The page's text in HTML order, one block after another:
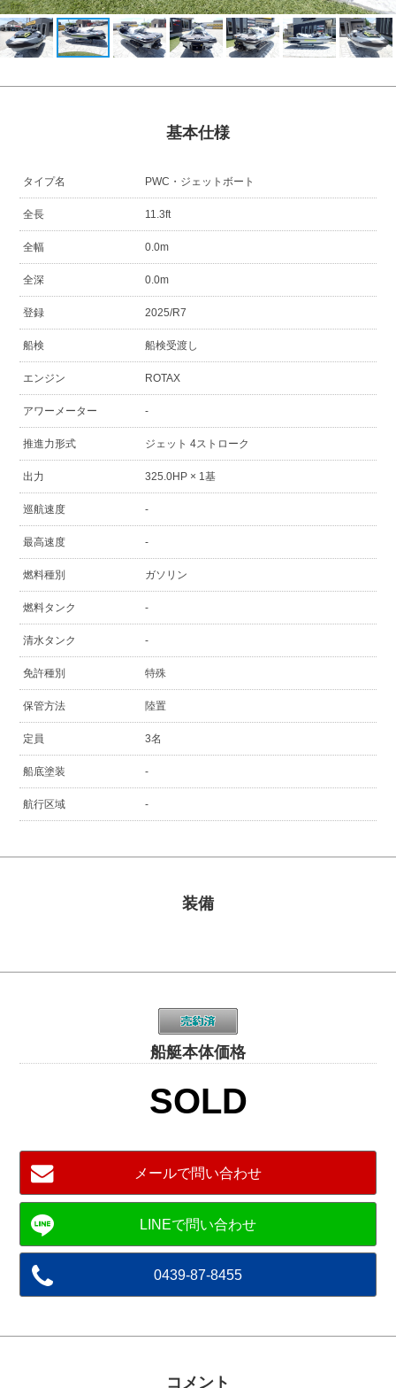
基本仕様
タイプ名 PWC・ジェットボート
全長 11.3ft
全幅 0.0m
全深 0.0m
登録 2025/R7
船検 船検受渡し
エンジン ROTAX
アワーメーター -
推進力形式 ジェット 4ストローク
出力 325.0HP × 1基
巡航速度 -
最高速度 -
燃料種別 ガソリン
燃料タンク -
清水タンク -
免許種別 特殊
保管方法 陸置
定員 3名
船底塗装 -
航行区域 -
装備
船艇本体価格
SOLD
メールで問い合わせ
0439-87-8455
コメント